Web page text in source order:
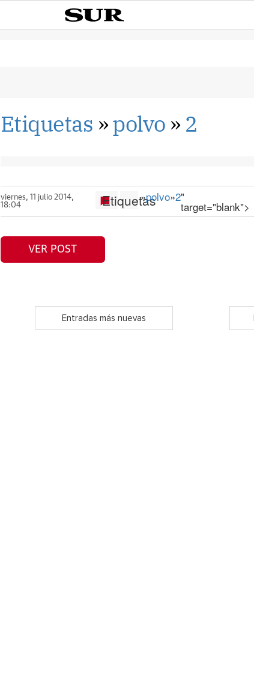
Etiquetas »polvo » 2
viernes, 11 julio 2014,
18:04
Etiquetas
»polvo»2"
target="blank">
VER POST
Entradas más nuevas